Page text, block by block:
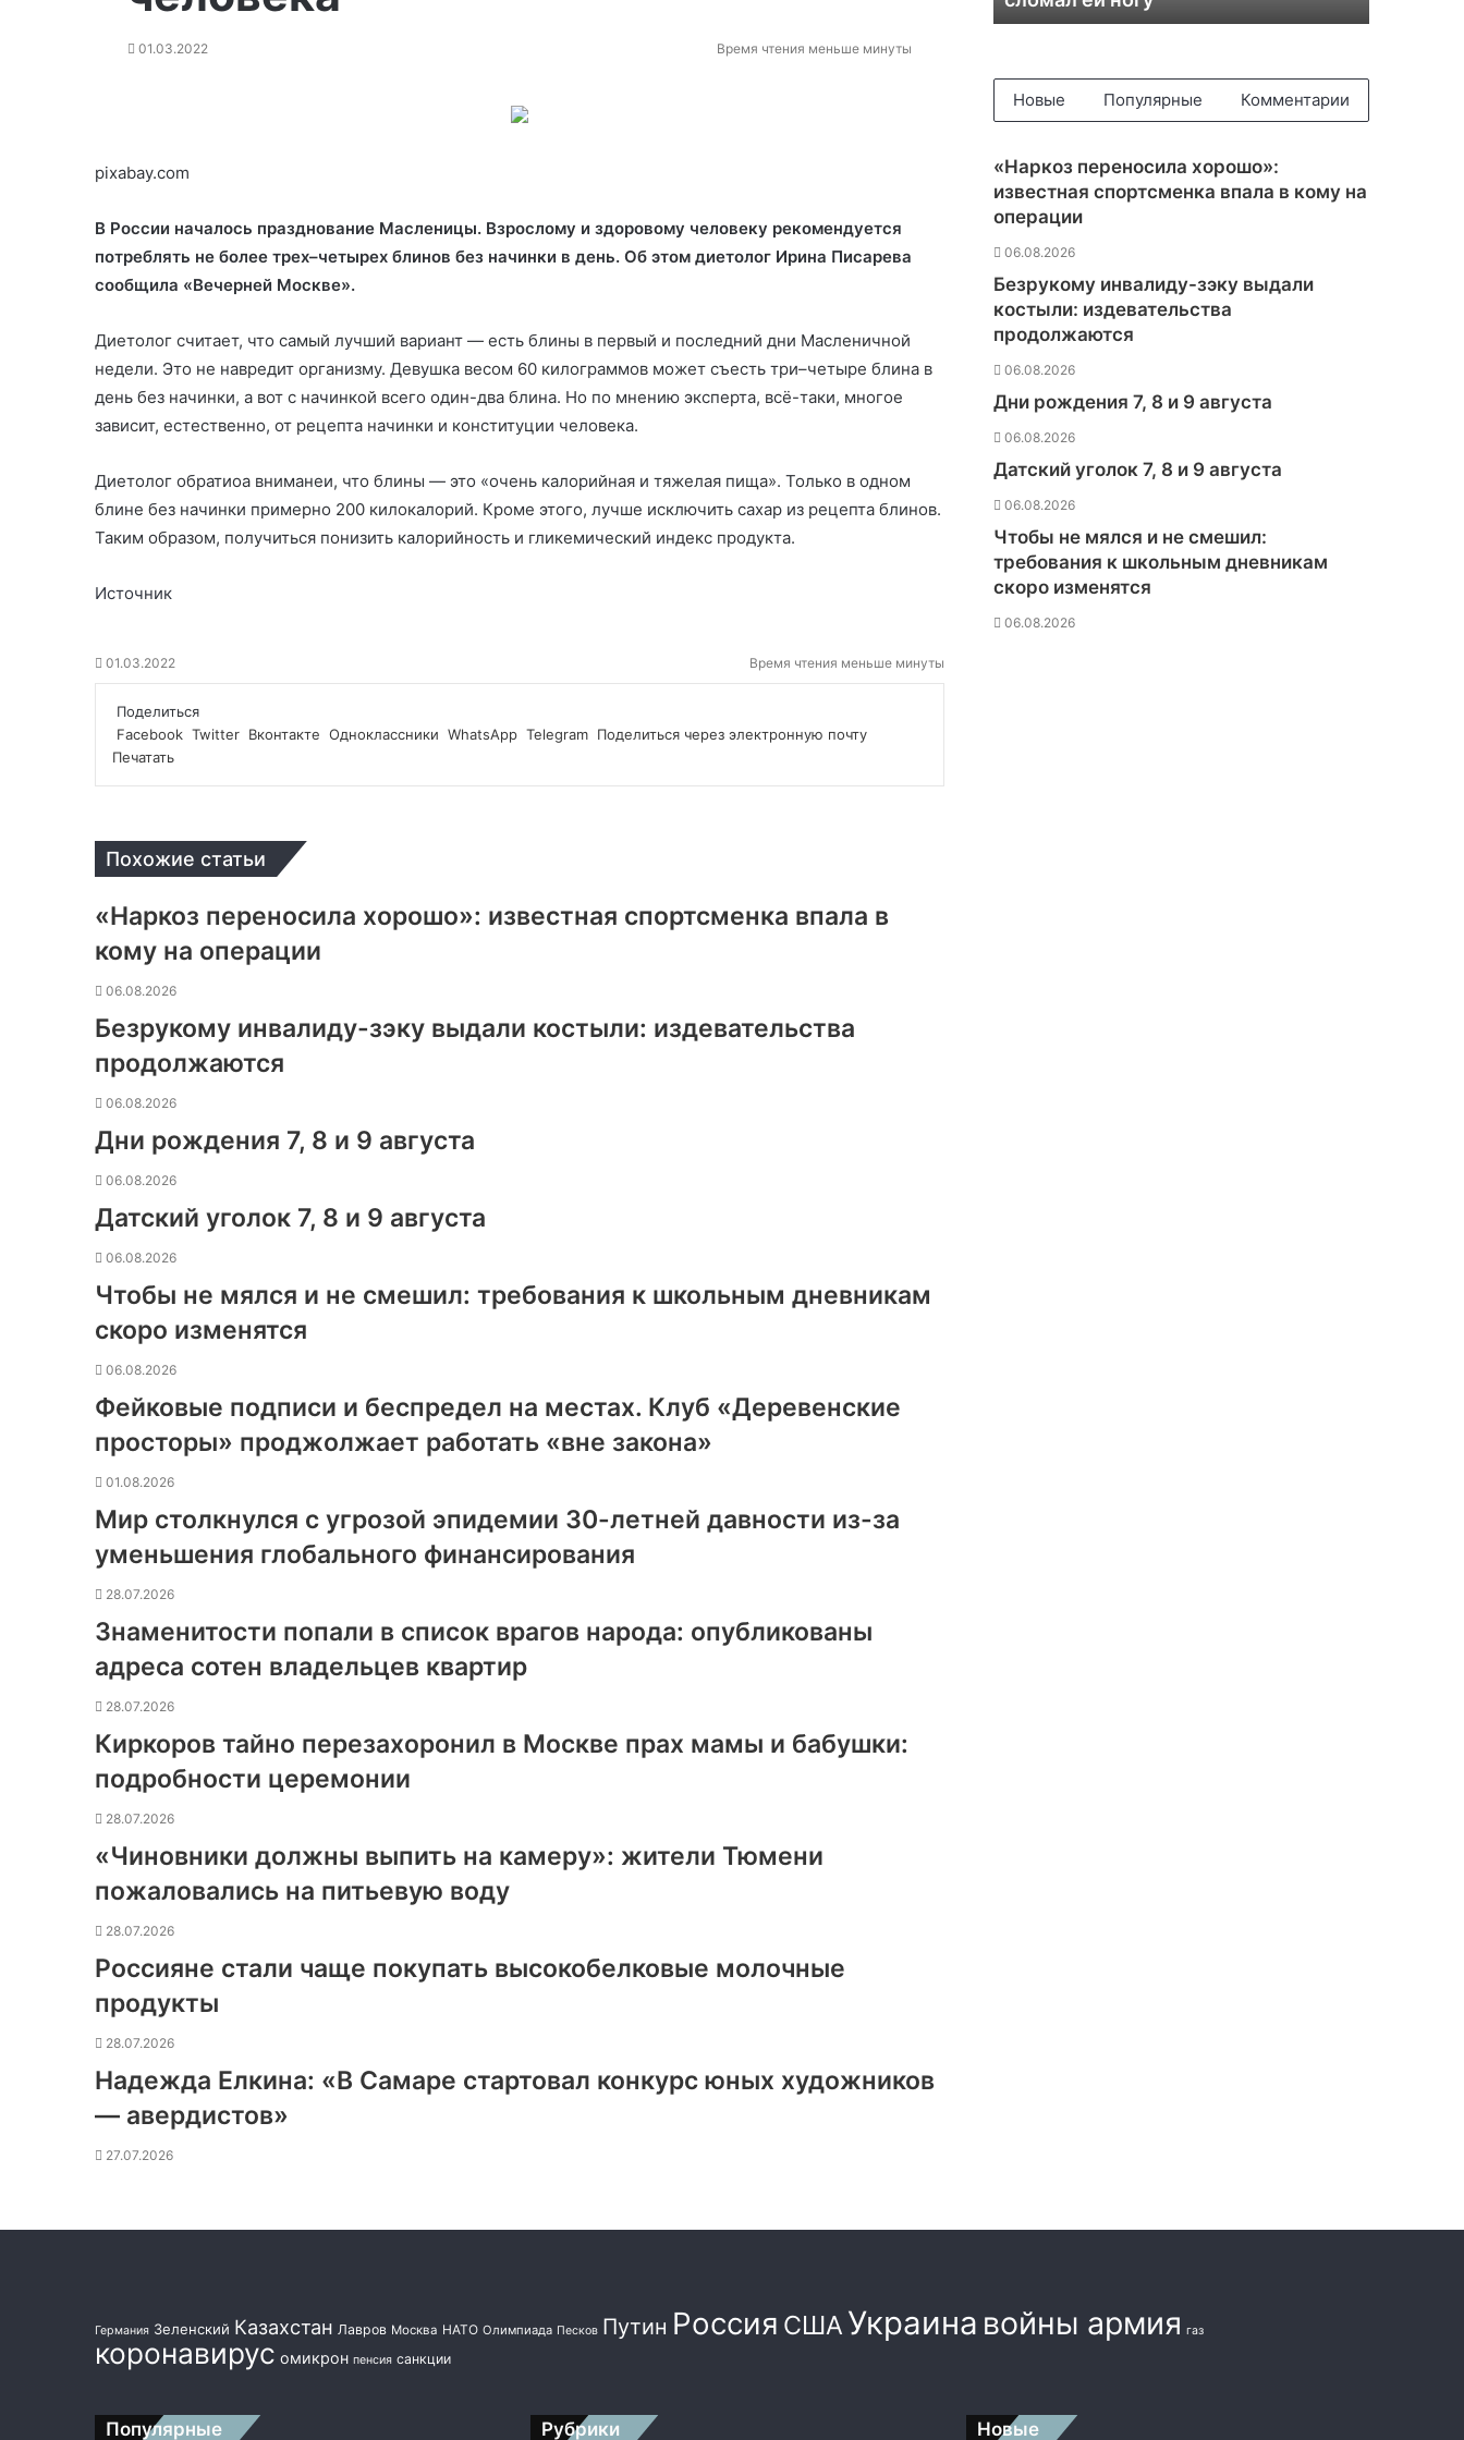
01.03.2022 Время чтения меньше минуты
pixabay.com
В России началось празднование Масленицы. Взрослому и здоровому человеку рекомендуется
потреблять не более трех–четырех блинов без начинки в день. Об этом диетолог Ирина Писарева
сообщила «Вечерней Москве».
Диетолог считает, что самый лучший вариант — есть блины в первый и последний дни Масленичной
недели. Это не навредит организму. Девушка весом 60 килограммов может съесть три–четыре блина в
день без начинки, а вот с начинкой всего один-два блина. Но по мнению эксперта, всё-таки, многое
зависит, естественно, от рецепта начинки и конституции человека.
Диетолог обратиоа вниманеи, что блины — это «очень калорийная и тяжелая пища». Только в одном
блине без начинки примерно 200 килокалорий. Кроме этого, лучше исключить сахар из рецепта блинов.
Таким образом, получиться понизить калорийность и гликемический индекс продукта.
Источник
01.03.2022 Время чтения меньше минуты
Поделиться
Facebook Twitter Вконтакте Одноклассники WhatsApp Telegram Поделиться через электронную почту
Печатать
Похожие статьи
«Наркоз переносила хорошо»: известная спортсменка впала в
кому на операции
06.08.2026
Безрукому инвалиду-зэку выдали костыли: издевательства
продолжаются
06.08.2026
Дни рождения 7, 8 и 9 августа
06.08.2026
Датский уголок 7, 8 и 9 августа
06.08.2026
Чтобы не мялся и не смешил: требования к школьным дневникам
скоро изменятся
06.08.2026
Фейковые подписи и беспредел на местах. Клуб «Деревенские
просторы» проджолжает работать «вне закона»
01.08.2026
Мир столкнулся с угрозой эпидемии 30-летней давности из-за
уменьшения глобального финансирования
28.07.2026
Знаменитости попали в список врагов народа: опубликованы
адреса сотен владельцев квартир
28.07.2026
Киркоров тайно перезахоронил в Москве прах мамы и бабушки:
подробности церемонии
28.07.2026
«Чиновники должны выпить на камеру»: жители Тюмени
пожаловались на питьевую воду
28.07.2026
Россияне стали чаще покупать высокобелковые молочные
продукты
28.07.2026
Надежда Елкина: «В Самаре стартовал конкурс юных художников
— авердистов»
27.07.2026
н
б
и
и
с
Д
П
с
о
б
щ
и
л
а
,
т
о
п
Новые Популярные Комментарии
«Наркоз переносила хорошо»:
известная спортсменка впала в кому на
операции
06.08.2026
Безрукому инвалиду-зэку выдали
костыли: издевательства
продолжаются
06.08.2026
Дни рождения 7, 8 и 9 августа
06.08.2026
Датский уголок 7, 8 и 9 августа
06.08.2026
Чтобы не мялся и не смешил:
требования к школьным дневникам
скоро изменятся
06.08.2026
Германия Зеленский Казахстан Лавров Москва НАТО Олимпиада Песков Путин Россия США Украина войны армия газ
коронавирус омикрон пенсия санкции
Популярные Рубрики Новые